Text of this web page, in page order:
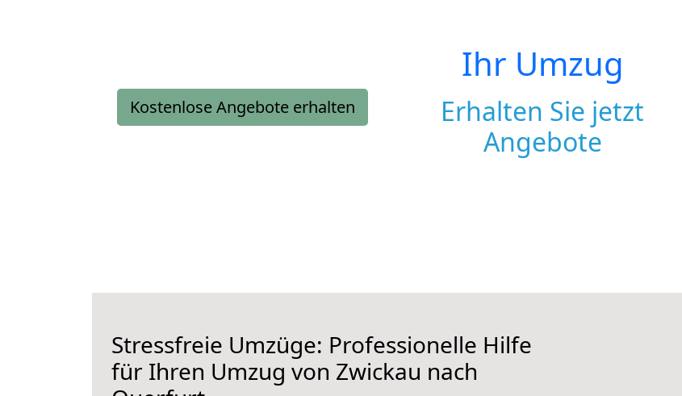
Kostenlose Angebote erhalten
Ihr Umzug
Erhalten Sie jetzt
Angebote
Stressfreie Umzüge: Professionelle Hilfe
für Ihren Umzug von Zwickau nach